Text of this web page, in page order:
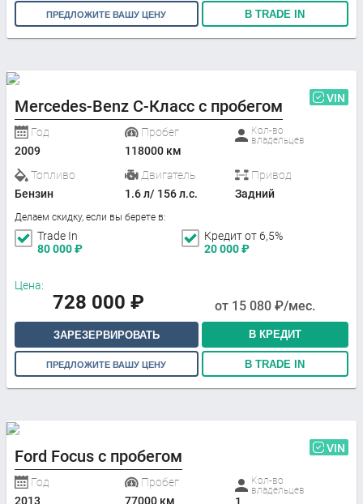
ПРЕДЛОЖИТЕ ВАШУ ЦЕНУ В TRADE IN
Mercedes-Benz C-Класс с пробегом VIN
Год
2009
Пробег
118000 км
Кол-во
владельцев
Топливо
Бензин
Двигатель
1.6 л/ 156 л.с.
Привод
Задний
Делаем скидку, если вы берете в:
Trade In
80 000₽
Кредит от 6,5%
20 000₽
Цена:
728 000 ₽ от 15 080 ₽/мес.
ЗАРЕЗЕРВИРОВАТЬ В КРЕДИТ
ПРЕДЛОЖИТЕ ВАШУ ЦЕНУ В TRADE IN
Ford Focus с пробегом VIN
Год
2013
Пробег
77000 км
Кол-во
владельцев